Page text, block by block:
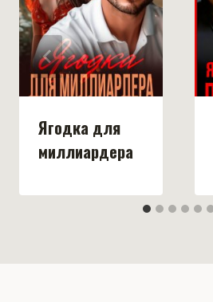
Ягодка для
миллиардера